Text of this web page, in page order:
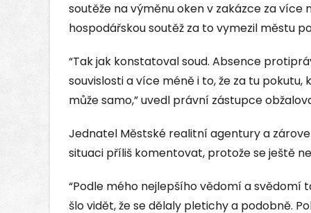
soutěže na výměnu oken v zakázce za více
hospodářskou soutěž za to vymezil městu
“Tak jak konstatoval soud. Absence
souvislosti a více méně i to, že za tu
může samo,” uvedl právní zástupce
Jednatel Městské realitní agentury a
situaci příliš komentovat, protože se ještě
“Podle mého nejlepšího vědomí a
šlo vidět, že se dělaly pletichy a podobně.